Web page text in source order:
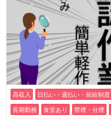
高収入 日払い・週払い・前給制度
長期勤務
食堂あり 禁煙・分煙